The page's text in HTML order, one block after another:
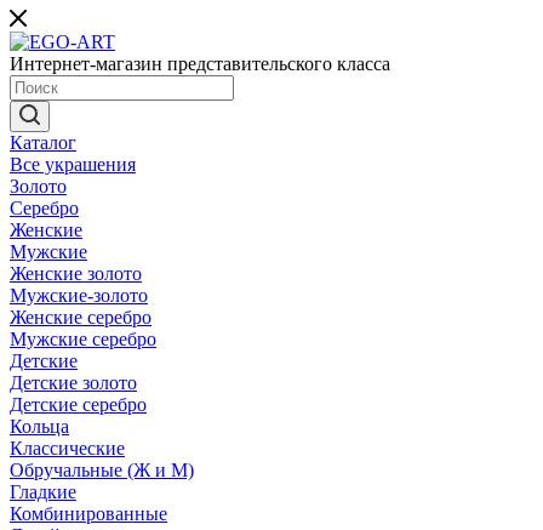
Интернет-магазин представительского класса
Каталог
Все украшения
Золото
Серебро
Женские
Мужские
Женские золото
Мужские-золото
Женские серебро
Мужские серебро
Детские
Детские золото
Детские серебро
Кольца
Классические
Обручальные (Ж и М)
Гладкие
Комбинированные